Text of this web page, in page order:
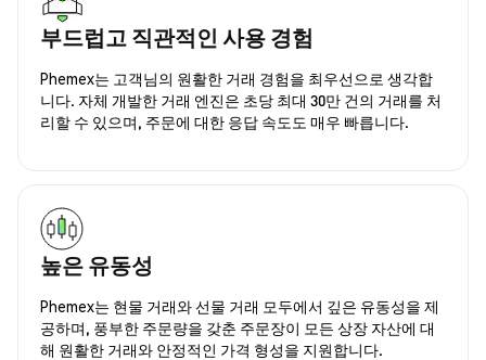
부드럽고 직관적인 사용 경험
Phemex는 고객님의 원활한 거래 경험을 최우선으로 생각합
니다. 자체 개발한 거래 엔진은 초당 최대 30만 건의 거래를 처
리할 수 있으며, 주문에 대한 응답 속도도 매우 빠릅니다.
높은 유동성
Phemex는 현물 거래와 선물 거래 모두에서 깊은 유동성을 제
공하며, 풍부한 주문량을 갖춘 주문장이 모든 상장 자산에 대
해 원활한 거래와 안정적인 가격 형성을 지원합니다.